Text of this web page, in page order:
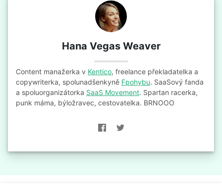
Hana Vegas Weaver
Content manažerka v Kentico, freelance překladatelka a
copywriterka, spolunadšenkyně Fpohybu. SaaSový fanda
a spoluorganizátorka SaaS Movement. Spartan racerka,
punk máma, býložravec, cestovatelka. BRNOOO